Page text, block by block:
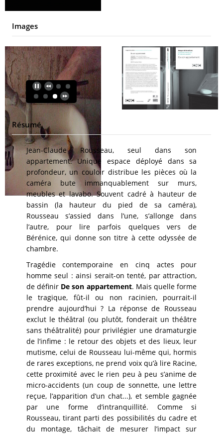
Video
Images
Résumé
Jean-Claude Rousseau, seul dans son
appartement. Unique espace déployé dans sa
profondeur, un couloir distribue les pièces où la
caméra bute immanquablement sur murs,
meubles et lavabo. Souvent cadré à hauteur de
bassin (la hauteur du pied de sa caméra),
Rousseau s’assied dans l’une, s’allonge dans
l’autre, pour lire parfois quelques vers de
Bérénice, qui donne son titre à cette odyssée de
chambre.
Tragédie contemporaine en cinq actes pour
homme seul : ainsi serait-on tenté, par attraction,
de définir De son appartement. Mais quelle forme
le tragique, fût-il ou non racinien, pourrait-il
prendre aujourd’hui ? La réponse de Rousseau
exclut le théâtral (ou plutôt, fonderait un théâtre
sans théâtralité) pour privilégier une dramaturgie
de l’infime : le retour des objets et des lieux, leur
mutisme, celui de Rousseau lui-même qui, hormis
de rares exceptions, ne prend voix qu’à lire Racine,
cette proximité avec le rien peu à peu s’anime de
micro-accidents (un coup de sonnette, une lettre
reçue, l’apparition d’un chat...), et semble gagnée
par une forme d’intranquillité. Comme si
Rousseau, tirant parti des possibilités du cadre et
du montage, tâchait de mesurer l’impact sur